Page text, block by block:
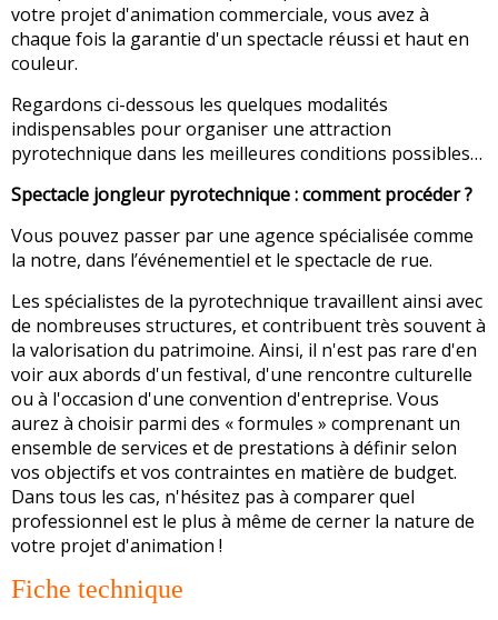
votre projet d'animation commerciale, vous avez à
chaque fois la garantie d'un spectacle réussi et haut en
couleur.
Regardons ci-dessous les quelques modalités
indispensables pour organiser une attraction
pyrotechnique dans les meilleures conditions possibles…
Spectacle jongleur pyrotechnique : comment procéder ?
Vous pouvez passer par une agence spécialisée comme
la notre, dans l’événementiel et le spectacle de rue.
Les spécialistes de la pyrotechnique travaillent ainsi avec
de nombreuses structures, et contribuent très souvent à
la valorisation du patrimoine. Ainsi, il n'est pas rare d'en
voir aux abords d'un festival, d'une rencontre culturelle
ou à l'occasion d'une convention d'entreprise. Vous
aurez à choisir parmi des « formules » comprenant un
ensemble de services et de prestations à définir selon
vos objectifs et vos contraintes en matière de budget.
Dans tous les cas, n'hésitez pas à comparer quel
professionnel est le plus à même de cerner la nature de
votre projet d'animation !
Fiche technique